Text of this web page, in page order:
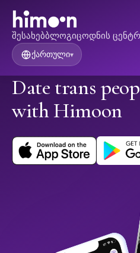
შესახებბლოგიცოდნის
ქართული▾
Date trans
with Himoon